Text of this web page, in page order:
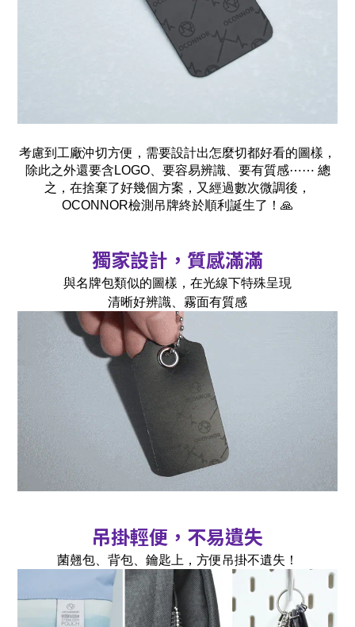
考慮到工廠沖切方便，需要設計出怎麼切都好看的圖樣，
除此之外還要含LOGO、要容易辨識、要有質感⋯⋯ 總
之，在捨棄了好幾個方案，又經過數次微調後，
OCONNOR檢測吊牌終於順利誕生了！🙏
獨家設計，質感滿滿
與名牌包類似的圖樣，在光線下特殊呈現
清晰好辨識、霧面有質感
吊掛輕便，不易遺失
菌翹包、背包、鑰匙上，方便吊掛不遺失！